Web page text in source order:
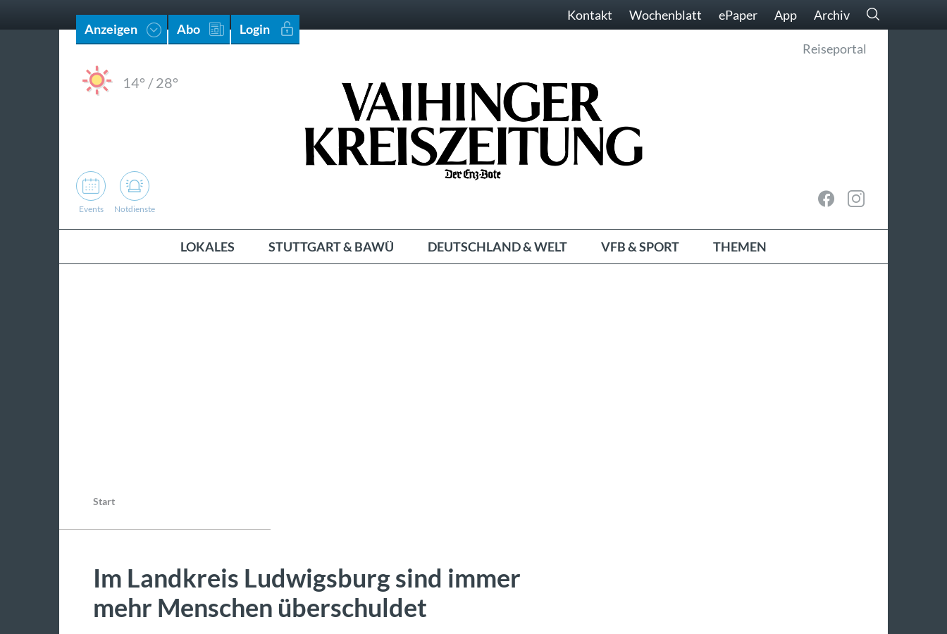
Anzeigen Abo Login
Kontakt Wochenblatt ePaper App Archiv
14° /28°
Reiseportal
Events Notdienste
LOKALES STUTTGART & BAWÜ DEUTSCHLAND & WELT VFB & SPORT THEMEN
Start
Im Landkreis Ludwigsburg sind immer
mehr Menschen überschuldet